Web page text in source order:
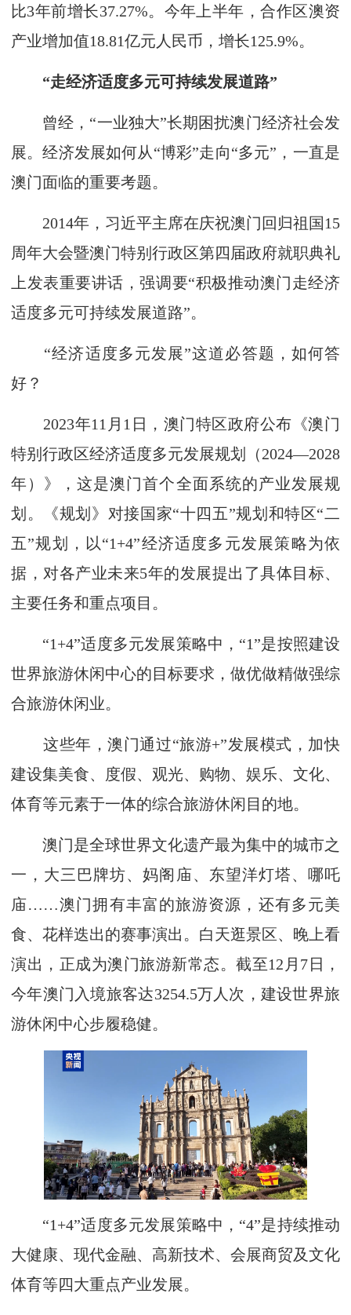
比3年前增长37.27%。今年上半年，合作区澳资
产业增加值18.81亿元人民币，增长125.9%。
“走经济适度多元可持续发展道路”
曾经，“一业独大”长期困扰澳门经济社会发
展。经济发展如何从“博彩”走向“多元”，一直是
澳门面临的重要考题。
2014年，习近平主席在庆祝澳门回归祖国15
周年大会暨澳门特别行政区第四届政府就职典礼
上发表重要讲话，强调要“积极推动澳门走经济
适度多元可持续发展道路”。
“经济适度多元发展”这道必答题，如何答
好？
2023年11月1日，澳门特区政府公布《澳门
特别行政区经济适度多元发展规划（2024—2028
年）》，这是澳门首个全面系统的产业发展规
划。《规划》对接国家“十四五”规划和特区“二
五”规划，以“1+4”经济适度多元发展策略为依
据，对各产业未来5年的发展提出了具体目标、
主要任务和重点项目。
“1+4”适度多元发展策略中，“1”是按照建设
世界旅游休闲中心的目标要求，做优做精做强综
合旅游休闲业。
这些年，澳门通过“旅游+”发展模式，加快
建设集美食、度假、观光、购物、娱乐、文化、
体育等元素于一体的综合旅游休闲目的地。
澳门是全球世界文化遗产最为集中的城市之
一，大三巴牌坊、妈阁庙、东望洋灯塔、哪吒
庙……澳门拥有丰富的旅游资源，还有多元美
食、花样迭出的赛事演出。白天逛景区、晚上看
演出，正成为澳门旅游新常态。截至12月7日，
今年澳门入境旅客达3254.5万人次，建设世界旅
游休闲中心步履稳健。
“1+4”适度多元发展策略中，“4”是持续推动
大健康、现代金融、高新技术、会展商贸及文化
体育等四大重点产业发展。